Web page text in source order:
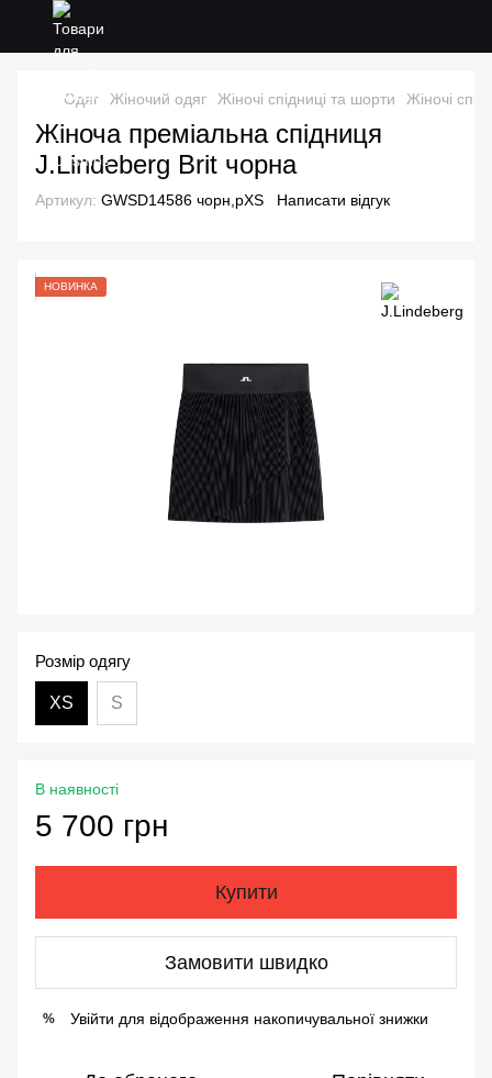
Одяг Жіночий одяг Жіночі спідниці та шорти Жіночі
Жіноча преміальна спідниця
J.Lindeberg Brit чорна
Артикул: GWSD14586 чорн,рXS Написати відгук
НОВИНКА
Розмір одягу
XS S
В наявності
5 700 грн
Купити
Замовити швидко
% Увійти для відображення накопичувальної знижки